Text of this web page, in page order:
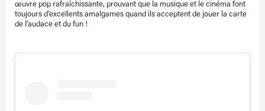
œuvre pop rafraîchissante, prouvant que la musique et le cinéma font
toujours d’excellents amalgames quand ils acceptent de jouer la carte
de l’audace et du fun !